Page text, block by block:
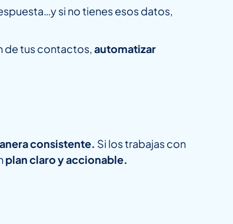
si no tienes esos datos,
de tus contactos,automatizar
consistente. Si los trabajas con
plan claro y accionable.